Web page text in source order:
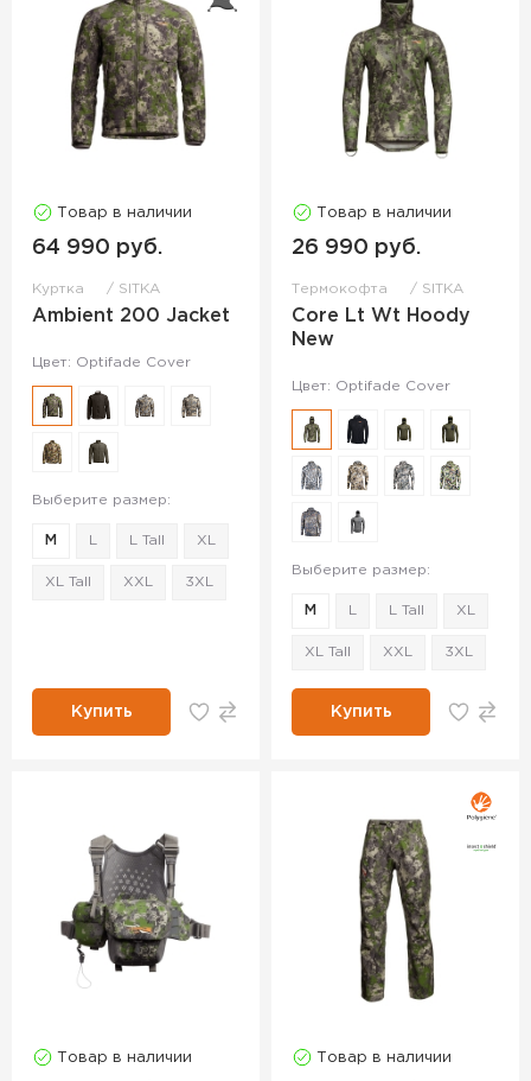
Товар в наличии
64 990 руб.
Куртка SITKA
Ambient 200 Jacket
Цвет: Optifade Cover
Выберите размер:
M L Tall XL
XL Tall XXL 3XL
Купить
Товар в наличии
26 990 руб.
Термокофта SITKA
Core Lt Wt Hoody
New
Цвет: Optifade Cover
Выберите размер:
M L Tall XL
XL Tall XXL 3XL
Купить
Товар в наличии Товар в наличии